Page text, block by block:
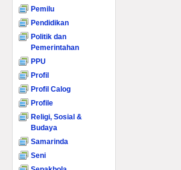
Pemilu
Pendidikan
Politik dan
Pemerintahan
PPU
Profil
Profil Calog
Profile
Religi, Sosial &
Budaya
Samarinda
Seni